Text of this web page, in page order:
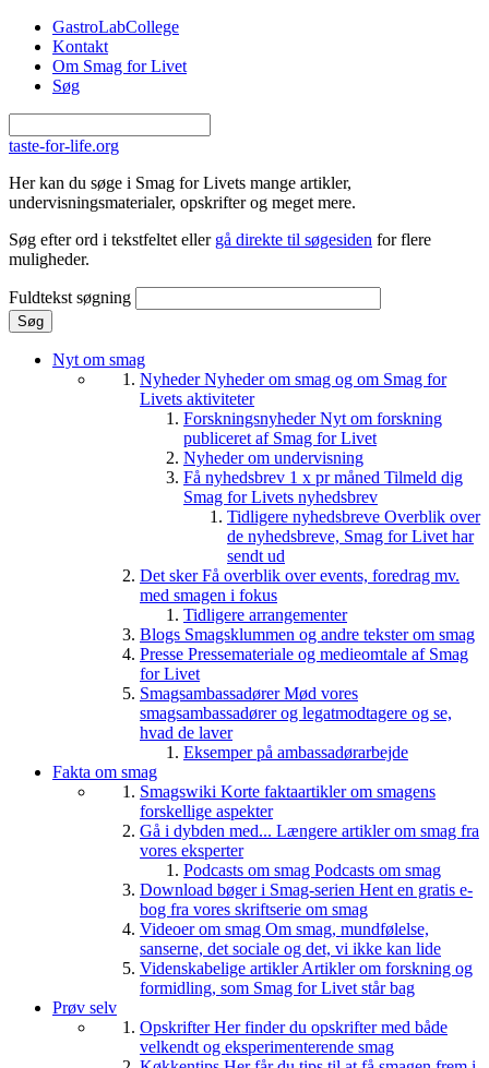
Gå til hovedindhold
GastroLabCollege
Kontakt
Om Smag for Livet
Søg
taste-for-life.org
Her kan du søge i Smag for Livets mange artikler,
undervisningsmaterialer, opskrifter og meget mere.
Søg efter ord i tekstfeltet eller gå direkte til søgesiden for flere
muligheder.
Fuldtekst søgning
Nyt om smag
NyhederNyheder om smag og om Smag for
Livets aktiviteter
ForskningsnyhederNyt om forskning
publiceret af Smag for Livet
Nyheder om undervisning
Få nyhedsbrev 1 x pr måned Tilmeld dig
Smag for Livets nyhedsbrev
Tidligere nyhedsbreve Overblik over
de nyhedsbreve, Smag for Livet har
sendt ud
Det skerFå overblik over events, foredrag mv.
med smagen i fokus
Tidligere arrangementer
Blogs Smagsklummen og andre tekster om smag
Presse Pressemateriale og medieomtale af Smag
for Livet
SmagsambassadørerMød vores
smagsambassadører og legatmodtagere og se,
hvad de laver
Eksemper på ambassadørarbejde
Fakta om smag
Smagswiki Korte faktaartikler om smagens
forskellige aspekter
Gå i dybden med... Længere artikler om smag fra
vores eksperter
Podcasts om smag Podcasts om smag
Download bøger i Smag-serien Hent en gratis e-
bog fra vores skriftserie om smag
Videoer om smag Om smag, mundfølelse,
sanserne, det sociale og det, vi ikke kan lide
Videnskabelige artiklerArtikler om forskning og
formidling, som Smag for Livet står bag
Prøv selv
OpskrifterHer finder du opskrifter med både
velkendt og eksperimenterende smag